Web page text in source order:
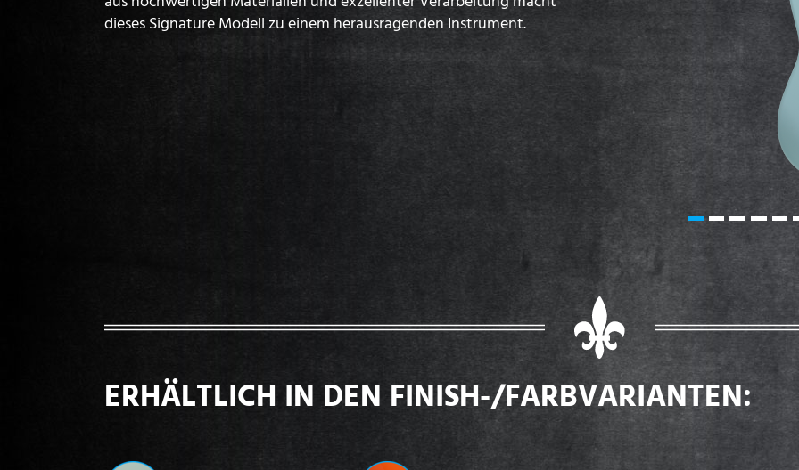
dieses Signature Modell zu einem herausragenden Instrument.
ERHÄLTLICH IN DEN FINISH-/FARBVARIANTEN: